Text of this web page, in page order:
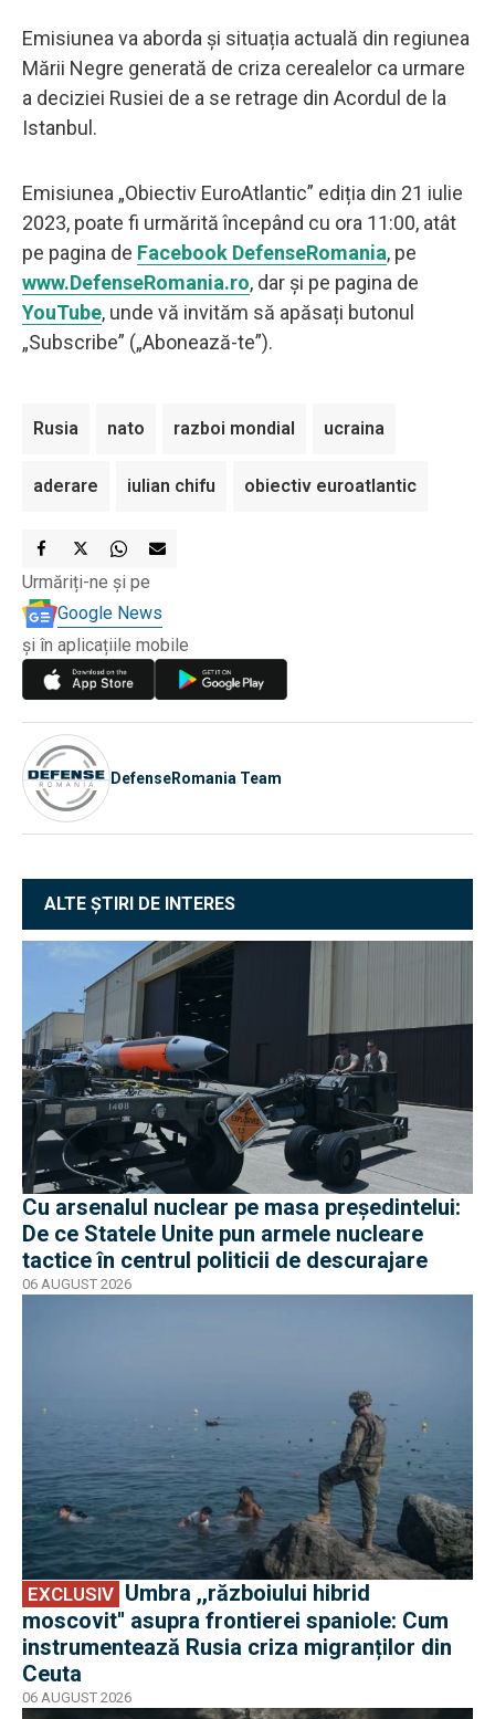
Emisiunea va aborda și situația actuală din regiunea
Mării Negre generată de criza cerealelor ca urmare
a deciziei Rusiei de a se retrage din Acordul de la
Istanbul.
Emisiunea „Obiectiv EuroAtlantic” ediția din 21 iulie
2023, poate fi urmărită începând cu ora 11:00, atât
pe pagina de Facebook DefenseRomania, pe
www.DefenseRomania.ro, dar și pe pagina de
YouTube, unde vă invităm să apăsați butonul
„Subscribe” („Abonează-te”).
Rusia nato razboi mondial ucraina
aderare iulian chifu obiectiv euroatlantic
Urmăriți-ne și pe
Google News
și în aplicațiile mobile
DefenseRomania Team
ALTE ȘTIRI DE INTERES
Cu arsenalul nuclear pe masa preşedintelui:
De ce Statele Unite pun armele nucleare
tactice în centrul politicii de descurajare
06 AUGUST 2026
EXCLUSIV
moscovit'' asupra frontierei spaniole: Cum
instrumentează Rusia criza migranților din
Ceuta
06 AUGUST 2026